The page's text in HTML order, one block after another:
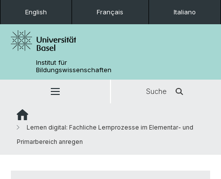
English Français Italiano
Institut für
Bildungswissenschaften
Suche
Lernen digital: Fachliche Lernprozesse im Elementar- und
Primarbereich anregen